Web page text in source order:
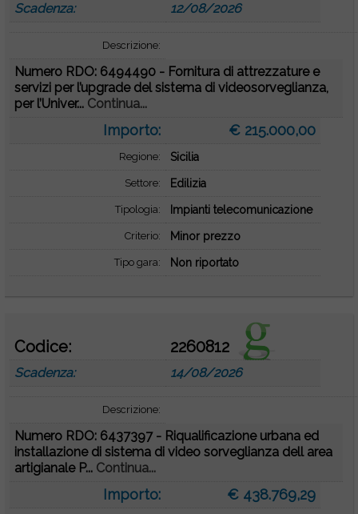
Scadenza: 12/08/2026
Descrizione:
Numero RDO: 6494490 - Fornitura di attrezzature e
servizi per l’upgrade del sistema di videosorveglianza,
per l’Univer... Continua...
Importo: € 215.000,00
Regione: Sicilia
Settore: Edilizia
Tipologia: Impianti telecomunicazione
Criterio: Minor prezzo
Tipo gara: Non riportato
Codice: 2260812
Scadenza: 14/08/2026
Descrizione:
Numero RDO: 6437397 - Riqualificazione urbana ed
installazione di sistema di video sorveglianza dell area
artigianale P... Continua...
Importo: € 438.769,29